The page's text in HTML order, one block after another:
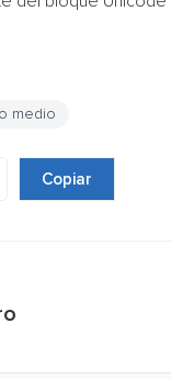
medio
Copiar